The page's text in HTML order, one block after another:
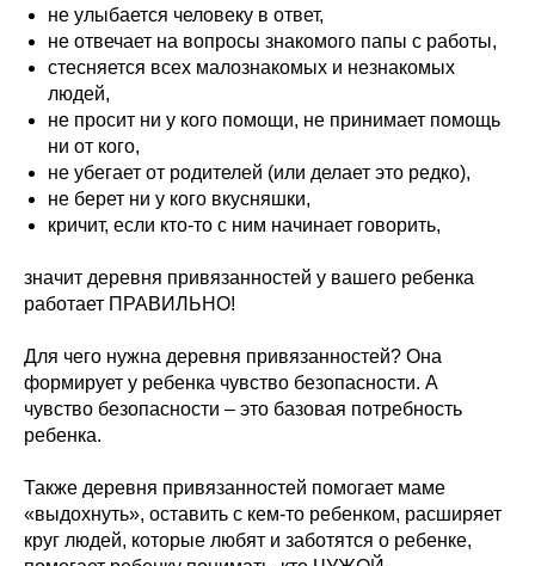
не улыбается человеку в ответ,
не отвечает на вопросы знакомого папы с работы,
стесняется всех малознакомых и незнакомых
людей,
не просит ни у кого помощи, не принимает помощь
ни от кого,
не убегает от родителей (или делает это редко),
не берет ни у кого вкусняшки,
кричит, если кто-то с ним начинает говорить,
значит деревня привязанностей у вашего ребенка
работает ПРАВИЛЬНО!
Для чего нужна деревня привязанностей? Она
формирует у ребенка чувство безопасности. А
чувство безопасности – это базовая потребность
ребенка.
Также деревня привязанностей помогает маме
«выдохнуть», оставить с кем-то ребенком, расширяет
круг людей, которые любят и заботятся о ребенке,